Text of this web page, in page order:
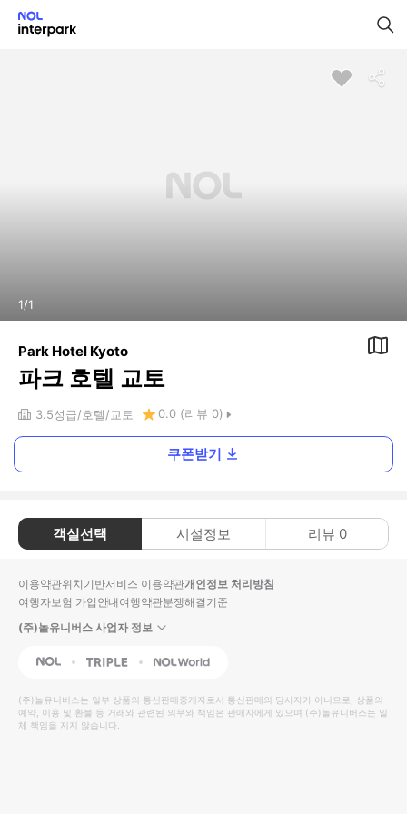
1/1
Park Hotel Kyoto
파크 호텔 교토
3.5성급 호텔 교토 0.0 (리뷰 0)
쿠폰받기
객실선택 시설정보 리뷰 0
이용약관위치기반서비스 이용약관개인정보 처리방침
여행자보험 가입안내여행약관분쟁해결기준
(주)놀유니버스 사업자 정보
NOL Triple Interpark Global
(주)놀유니버스는 일부 상품의 통신판매중개자로서 통신판매의 당사자가 아니므로, 상품의
예약, 이용 및 환불 등 거래와 관련된 의무와 책임은 판매자에게 있으며 (주)놀유니버스는 일
체 책임을 지지 않습니다.